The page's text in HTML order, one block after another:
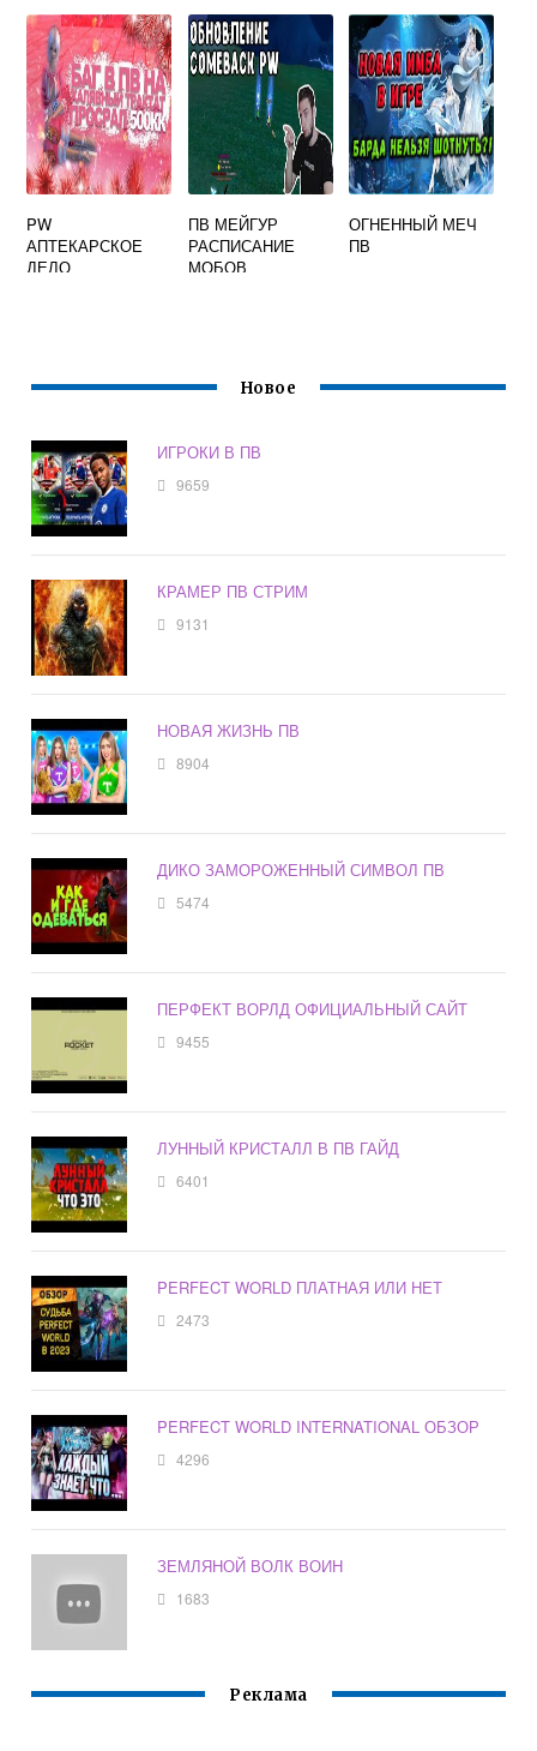
PW
АПТЕКАРСКОЕ
ДЕЛО
ПВ МЕЙГУР
РАСПИСАНИЕ
МОБОВ
ОГНЕННЫЙ МЕЧ
ПВ
Новое
ИГРОКИ В ПВ
9659
КРАМЕР ПВ СТРИМ
9131
НОВАЯ ЖИЗНЬ ПВ
8904
ДИКО ЗАМОРОЖЕННЫЙ СИМВОЛ ПВ
5474
ПЕРФЕКТ ВОРЛД ОФИЦИАЛЬНЫЙ САЙТ
9455
ЛУННЫЙ КРИСТАЛЛ В ПВ ГАЙД
6401
PERFECT WORLD ПЛАТНАЯ ИЛИ НЕТ
2473
PERFECT WORLD INTERNATIONAL ОБЗОР
4296
ЗЕМЛЯНОЙ ВОЛК ВОИН
1683
Реклама